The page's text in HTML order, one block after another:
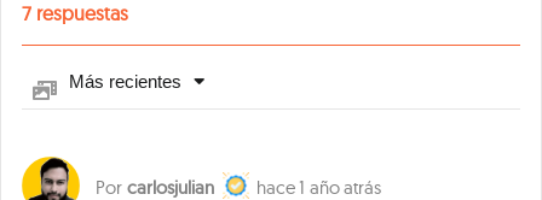
7 respuestas
Más recientes
carlosjulian 1 año atrás